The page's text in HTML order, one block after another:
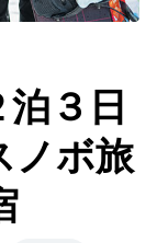
泊３日
ノボ旅